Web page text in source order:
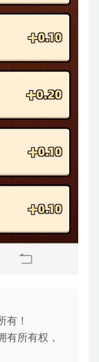
有！
有所有权，